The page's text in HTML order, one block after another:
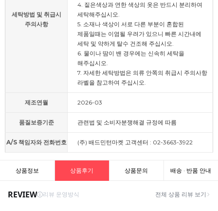
세탁방법 및 취급시
주의사항
4. 짙은색상과 연한 색상의 옷은 반드시 분리하여
세탁해주십시오.
5. 소재나 색상이 서로 다른 부분이 혼합된
제품일때는 이염될 우려가 있으니 빠른 시간내에
세탁 및 약하게 탈수 건조해 주십시오.
6. 물이나 땀이 밴 경우에는 신속히 세탁을
해주십시오.
7. 자세한 세탁방법은 의류 안쪽의 취급시 주의사항
라벨을 참고하여 주십시오.
제조연월 2026-03
품질보증기준 관련법 및 소비자분쟁해결 규정에 따름
A/S 책임자와 전화번호 (주) 배드민턴마켓 고객센터 : 02-3663-3922
상품정보 상품후기 상품문의 배송 · 반품 안내